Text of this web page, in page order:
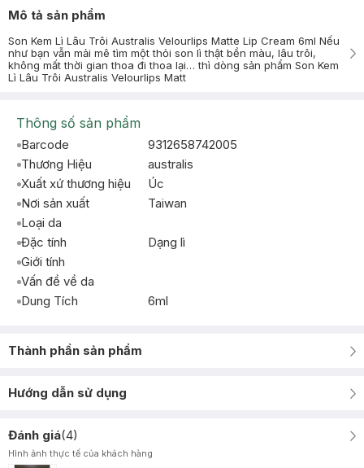
Mô tả sản phẩm
Son Kem Lì Lâu Trôi Australis Velourlips Matte Lip Cream 6ml Nếu
như bạn vẫn mải mê tìm một thỏi son lì thật bền màu, lâu trôi,
không mất thời gian thoa đi thoa lại… thì dòng sản phẩm Son Kem
Lì Lâu Trôi Australis Velourlips Matt
Thông số sản phẩm
Barcode
9312658742005
Thương Hiệu
australis
Xuất xứ thương hiệu
Úc
Nơi sản xuất
Taiwan
Loại da
Đặc tính
Dạng lì
Giới tính
Vấn đề về da
Dung Tích
6ml
Thành phần sản phẩm
Hướng dẫn sử dụng
Đánh giá(4)
Hình ảnh thực tế của khách hàng